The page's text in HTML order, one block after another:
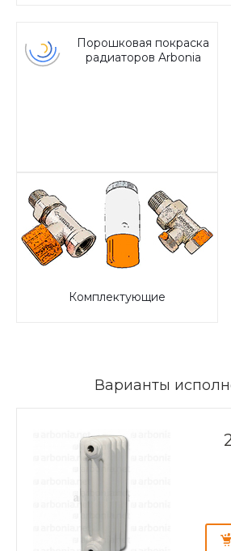
Порошковая покраска
радиаторов Arbonia
Комплектующие
Варианты